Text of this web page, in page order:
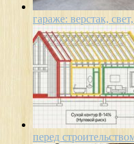
гараже: верстак,
перед